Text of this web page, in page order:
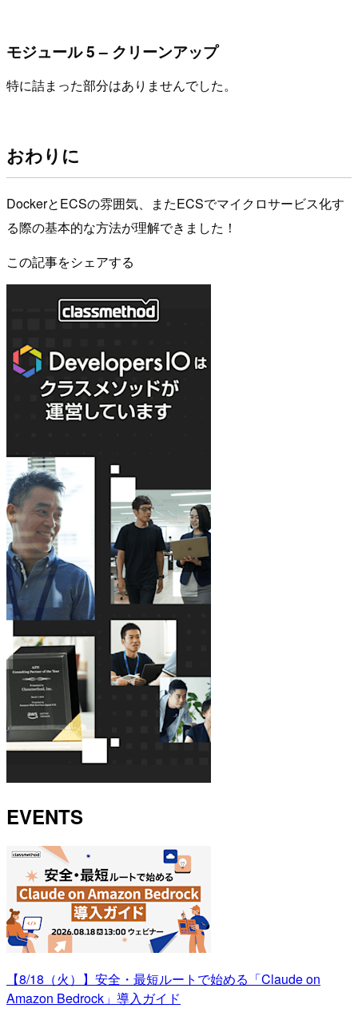
モジュール 5 – クリーンアップ
特に詰まった部分はありませんでした。
おわりに
DockerとECSの雰囲気、またECSでマイクロサービス化す
る際の基本的な方法が理解できました！
この記事をシェアする
EVENTS
【8/18（火）】安全・最短ルートで始める「Claude on
Amazon Bedrock」導入ガイド